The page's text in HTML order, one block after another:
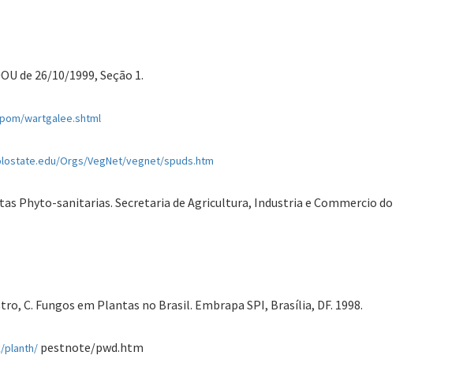
de 26/10/1999, Seção 1.
wartgalee.shtml
Orgs/VegNet/vegnet/spuds.htm
Phyto-sanitarias. Secretaria de Agricultura, Industria e Commercio do
C. Fungos em Plantas no Brasil. Embrapa SPI, Brasília, DF. 1998.
planth/ pestnote/pwd.htm